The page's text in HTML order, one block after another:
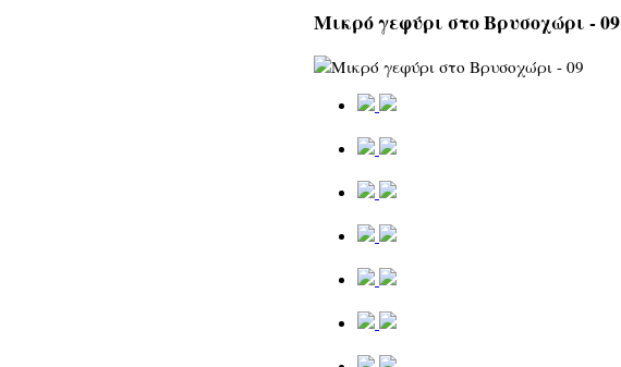
Μικρό γεφύρι στο Βρυσοχώρι - 09